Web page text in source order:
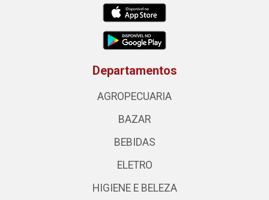
Departamentos
AGROPECUARIA
BAZAR
BEBIDAS
ELETRO
HIGIENE E BELEZA